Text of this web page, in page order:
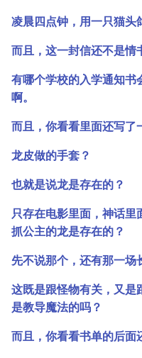
凌晨四点钟，用一只猫头
而且，这一封信还不是情
有哪个学校的入学通知书
啊。
而且，你看看里面还写了
龙皮做的手套？
也就是说龙是存在的？
只存在电影里面，神话里
抓公主的龙是存在的？
先不说那个，还有那一场
这既是跟怪物有关，又是
是教导魔法的吗？
而且，你看看书单的后